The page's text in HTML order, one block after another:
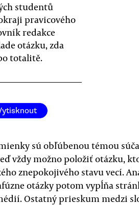
studentů
pravicového
redakce
otázku, zda
totalitě.
sú obľúbenou témou
vždy možno položiť otázku,
znepokojivého stavu vecí.
otázky potom vypĺňa
Ostatný prieskum medzi